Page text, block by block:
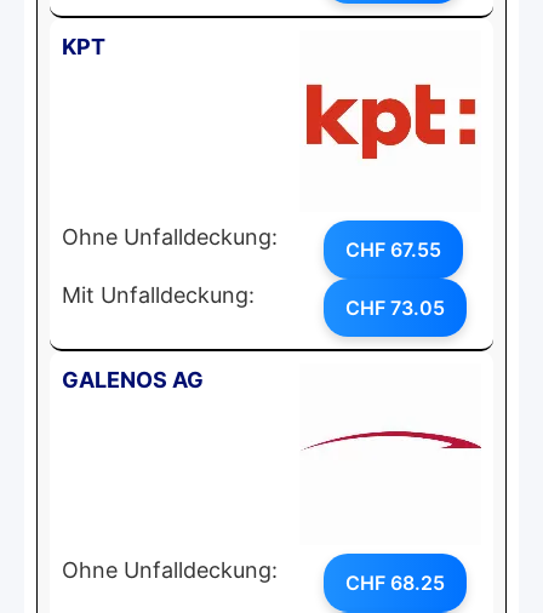
KPT
Ohne Unfalldeckung: CHF 67.55
Mit Unfalldeckung: CHF 73.05
GALENOS AG
Ohne Unfalldeckung: CHF 68.25